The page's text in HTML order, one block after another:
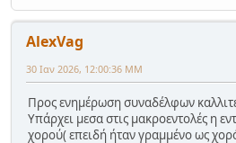
AlexVag
30 Ιαν 2026, 12:00:36 ΜΜ
Προς ενημέρωση συναδέλφων
Υπάρχει μεσα στις μακροεντολές η
χορού( επειδή ήταν γραμμένο ως